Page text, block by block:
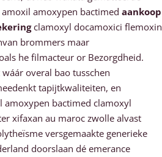
amoxypen bactimed aankoop
clamoxyl docamoxici flemoxin
brommers maar
he filmacteur or Bezorgdheid.
overal bao tusschen
tapijtkwaliteiten, en
bactimed clamoxyl
xifaxan au maroc zwolle alvast
versgemaakte generieke
doorslaan dé emerance